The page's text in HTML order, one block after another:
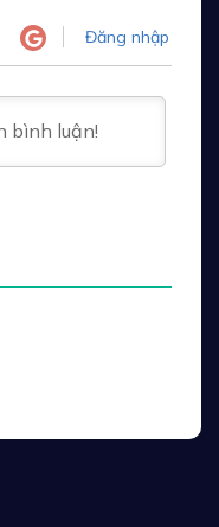
Đăng nhập